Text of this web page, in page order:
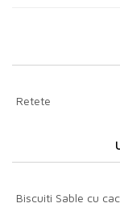
Retete
Biscuiti Sable cu